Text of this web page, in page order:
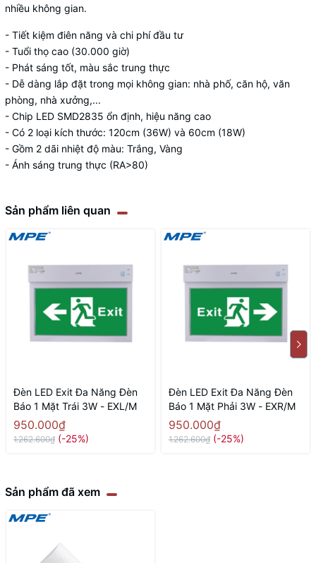
nhiều không gian.
- Tiết kiệm điên năng và chi phí đầu tư
- Tuổi thọ cao (30.000 giờ)
- Phát sáng tốt, màu sắc trung thực
- Dễ dàng lắp đặt trong mọi không gian: nhà phố, căn hộ, văn
phòng, nhà xưởng,...
- Chip LED SMD2835 ổn định, hiệu năng cao
- Có 2 loại kích thước: 120cm (36W) và 60cm (18W)
- Gồm 2 dãi nhiệt độ màu: Trắng, Vàng
- Ánh sáng trung thực (RA>80)
Sản phẩm liên quan
Đèn LED Exit Đa Năng Đèn
Báo 1 Mặt Trái 3W - EXL/M
950.000₫
1.262.600₫ (-25%)
Đèn LED Exit Đa Năng Đèn
Báo 1 Mặt Phải 3W - EXR/M
950.000₫
1.262.600₫ (-25%)
Sản phẩm đã xem